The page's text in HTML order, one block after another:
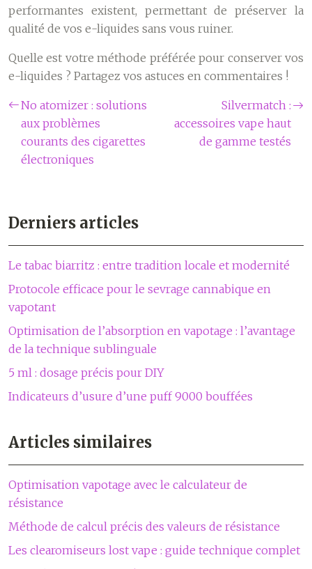
performantes existent, permettant de préserver la
qualité de vos e-liquides sans vous ruiner.
Quelle est votre méthode préférée pour conserver vos
e-liquides ? Partagez vos astuces en commentaires !
No atomizer : solutions
aux problèmes
courants des cigarettes
électroniques
Silvermatch :
accessoires vape haut
de gamme testés
Derniers articles
Le tabac biarritz : entre tradition locale et modernité
Protocole efficace pour le sevrage cannabique en
vapotant
Optimisation de l’absorption en vapotage : l’avantage
de la technique sublinguale
5 ml : dosage précis pour DIY
Indicateurs d’usure d’une puff 9000 bouffées
Articles similaires
Optimisation vapotage avec le calculateur de
résistance
Méthode de calcul précis des valeurs de résistance
Les clearomiseurs lost vape : guide technique complet